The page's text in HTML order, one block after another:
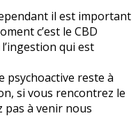
il est important
c’est le CBD
qui est
psychoactive reste à
si vous rencontrez le
pas à venir nous